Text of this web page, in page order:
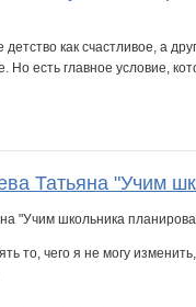
как счастливое, а
есть главное условие,
Татьяна "Учим
то, чего я не могу